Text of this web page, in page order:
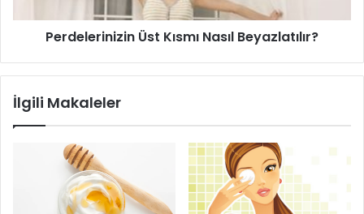
Sarı Renk Tonları
muamma olarak kalmaktadır. Altın sarısı veya platin sarısı
iddialı renkler arasında yer almaktadır. Bu nedenle esmer
bayanlar için özellikle sarının küllü tonlarının tercih
edilmesi daha uygun olacaktır.
Perdelerinizin Üst Kısmı Nasıl Beyazlatılır?
İlgili Makaleler